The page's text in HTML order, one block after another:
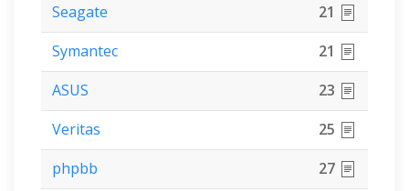
Seagate
21
Symantec
21
ASUS
23
Veritas
25
phpbb
27